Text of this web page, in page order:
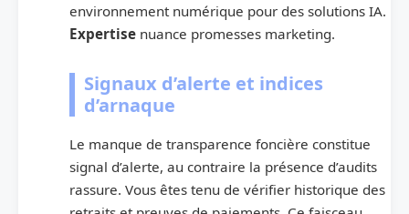
environnement numérique pour des solutions IA.
Expertise nuance promesses marketing.
Signaux d’alerte et indices
d’arnaque
Le manque de transparence foncière constitue
signal d’alerte, au contraire la présence d’audits
rassure. Vous êtes tenu de vérifier historique des